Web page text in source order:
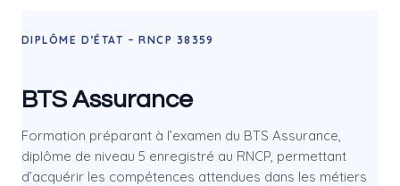
DIPLÔME D’ÉTAT – RNCP 38359
BTS Assurance
Formation préparant à l’examen du BTS Assurance,
diplôme de niveau 5 enregistré au RNCP, permettant
d’acquérir les compétences attendues dans les métiers